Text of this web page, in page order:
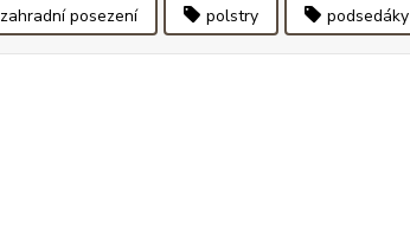
zahradní posezení polstry podsedáky